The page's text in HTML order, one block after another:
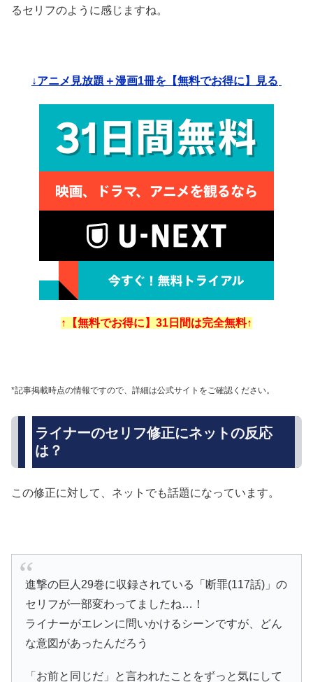
るセリフのように感じますね。
↓アニメ見放題＋漫画1冊を【無料でお得に】見る
↑【無料でお得に】31日間は完全無料↑
*記事掲載時点の情報ですので、詳細は公式サイトをご確認ください。
ライナーのセリフ修正にネットの反応
は？
この修正に対して、ネットでも話題になっています。
進撃の巨人29巻に収録されている「断罪(117話)」の
セリフが一部変わってましたね…！
ライナーがエレンに問いかけるシーンですが、どん
な意図があったんだろう
「お前と同じだ」と言われたことをずっと気にして